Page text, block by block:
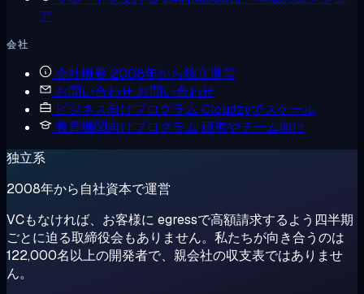
ア
会社
会社概要 2008年から独立運営
お問い合わせ お問い合わせ
ビジネス向けプログラム Cloudzyでスケール
教育機関向けプログラム 研究やチーム向け
独立系
2008年から自社資本で運営
VCもなければ、お客様に egressで高額請求するよう四半期
ごとに迫る取締役会もありません。私たちが向き合うのは
122,000名以上の開発者で、親会社の収支表ではありませ
ん。